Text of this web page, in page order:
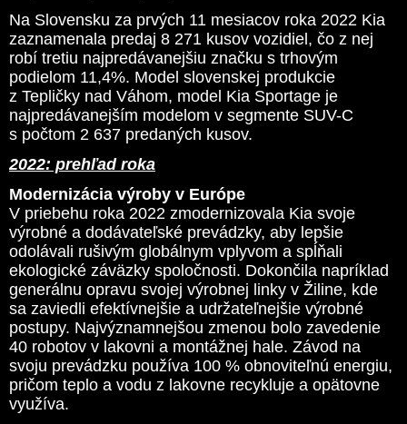
Na Slovensku za prvých 11 mesiacov roka 2022 Kia
zaznamenala predaj 8 271 kusov vozidiel, čo z nej
robí tretiu najpredávanejšiu značku s trhovým
podielom 11,4%. Model slovenskej produkcie
z Tepličky nad Váhom, model Kia Sportage je
najpredávanejším modelom v segmente SUV-C
s počtom 2 637 predaných kusov.
2022: prehľad roka
Modernizácia výroby v Európe
V priebehu roka 2022 zmodernizovala Kia svoje
výrobné a dodávateľské prevádzky, aby lepšie
odolávali rušivým globálnym vplyvom a spĺňali
ekologické záväzky spoločnosti. Dokončila napríklad
generálnu opravu svojej výrobnej linky v Žiline, kde
sa zaviedli efektívnejšie a udržateľnejšie výrobné
postupy. Najvýznamnejšou zmenou bolo zavedenie
40 robotov v lakovni a montážnej hale. Závod na
svoju prevádzku používa 100 % obnoviteľnú energiu,
pričom teplo a vodu z lakovne recykluje a opätovne
využíva.